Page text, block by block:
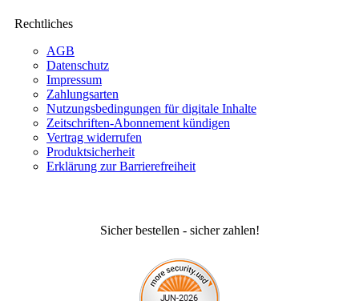
Rechtliches
AGB
Datenschutz
Impressum
Zahlungsarten
Nutzungsbedingungen für digitale Inhalte
Zeitschriften-Abonnement kündigen
Vertrag widerrufen
Produktsicherheit
Erklärung zur Barrierefreiheit
Sicher bestellen - sicher zahlen!